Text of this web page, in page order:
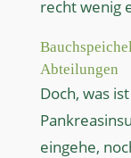
recht wenig
Abteilungen
Doch, was
eingehe,